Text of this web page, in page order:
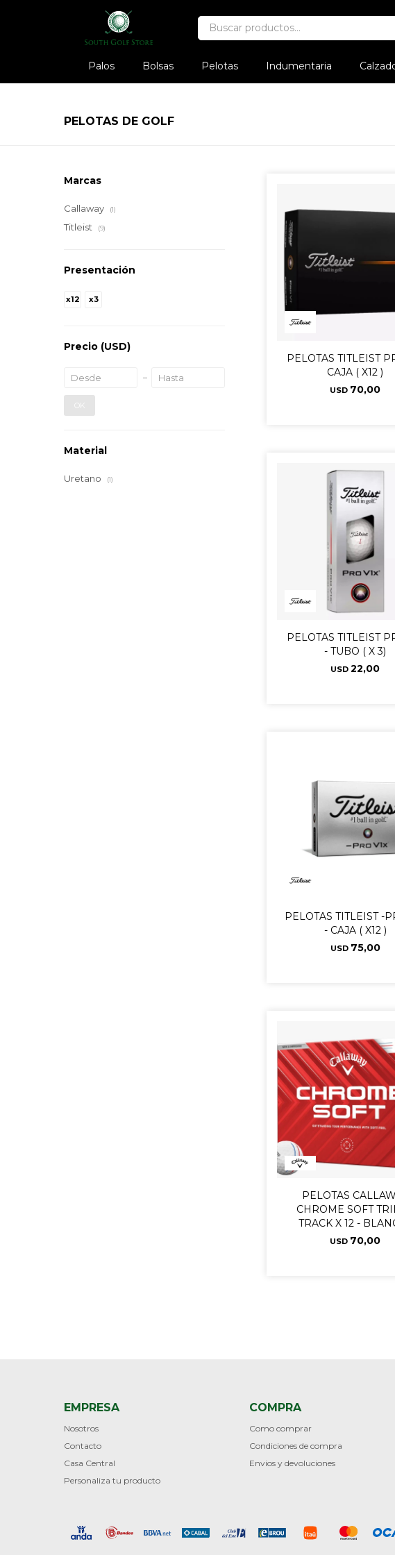
Palos Bolsas Pelotas Indumentaria
PELOTAS DE GOLF
PELOTAS TITLEIST
CAJA ( X12 )
USD 70,00
PELOTAS TITLEIST
- TUBO ( X 3)
USD 22,00
PELOTAS TITLEIST -
- CAJA ( X12 )
USD 75,00
PELOTAS
CHROME SOFT
TRACK X 12 -
USD 70,00
Marcas
Callaway (1)
Titleist (9)
Presentación
x12 x3
Precio (USD)
OK
Material
Uretano (1)
EMPRESA
Nosotros
Contacto
Casa Central
Personaliza tu producto
COMPRA
Como comprar
Condiciones de compra
Envios y devoluciones